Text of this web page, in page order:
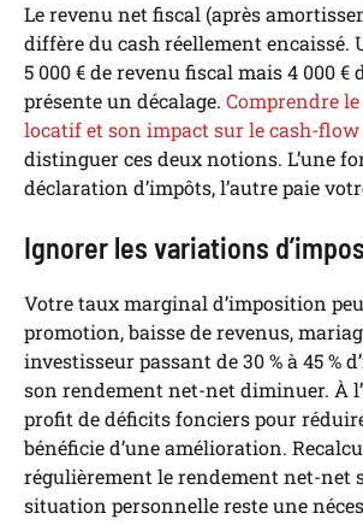
Le revenu net fiscal (après
diffère du cash réellement encaissé.
5 000 € de revenu fiscal mais 4 000 €
présente un décalage. Comprendre
locatif et son impact sur le cash-flow
distinguer ces deux notions. L’une
déclaration d’impôts, l’autre paie
Ignorer les variations
Votre taux marginal d’imposition
promotion, baisse de revenus,
investisseur passant de 30 % à 45 %
son rendement net-net diminuer. À
profit de déficits fonciers pour
bénéficie d’une amélioration.
régulièrement le rendement net-net
situation personnelle reste une